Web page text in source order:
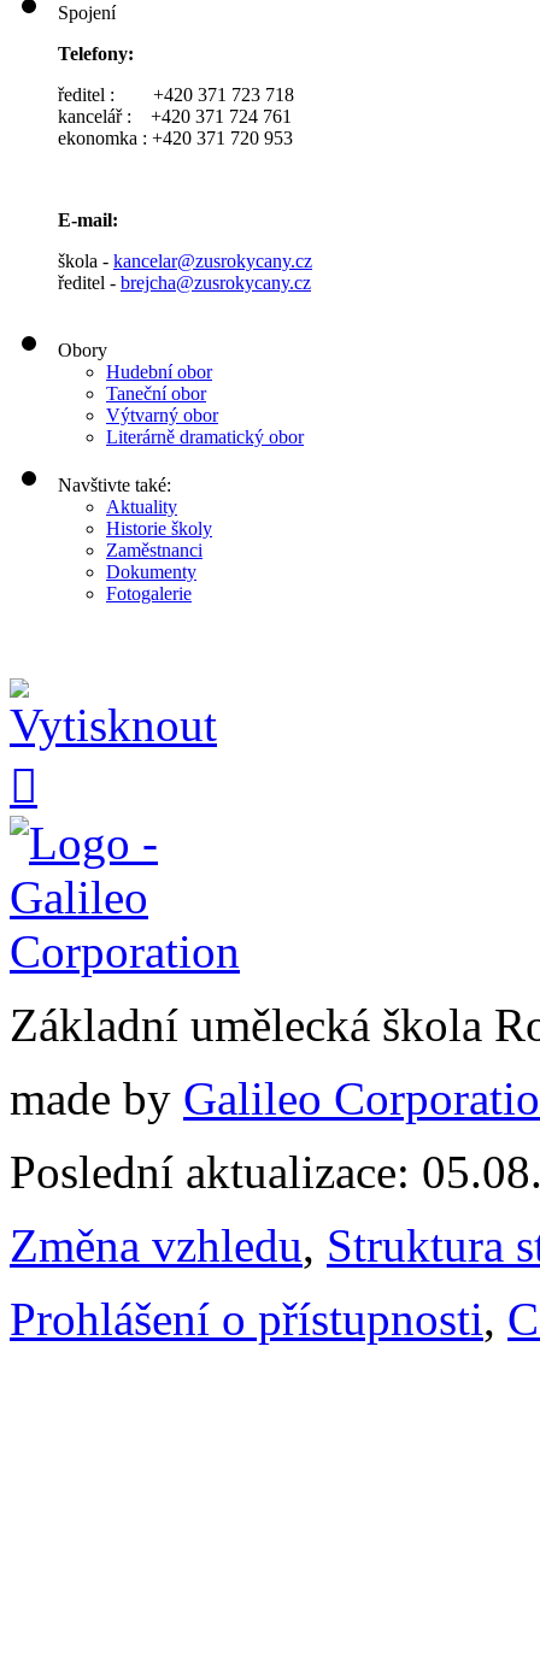
Spojení
Telefony:
ředitel : +420 371 723 718
kancelář : +420 371 724 761
ekonomka : +420 371 720 953
E-mail:
škola - kancelar@zusrokycany.cz
ředitel - brejcha@zusrokycany.cz
Obory
Hudební obor
Taneční obor
Výtvarný obor
Literárně dramatický obor
Navštivte také:
Aktuality
Historie školy
Zaměstnanci
Dokumenty
Fotogalerie

Základní umělecká škola
made by Galileo
Poslední aktualizace:
Změna vzhledu, Struktura
Prohlášení o přístupnosti,